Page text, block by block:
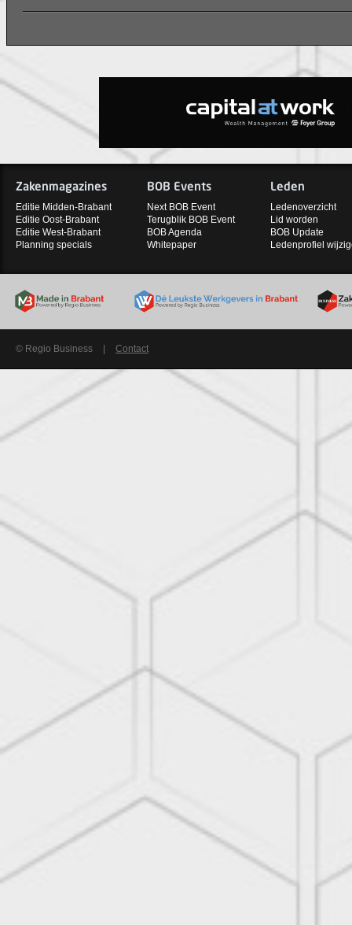
Zakenmagazines
Editie Midden-Brabant
Editie Oost-Brabant
Editie West-Brabant
Planning specials
BOB Events
Next BOB Event
Terugblik BOB Event
BOB Agenda
Whitepaper
Leden
Ledenoverzicht
Lid worden
BOB Update
Ledenprofiel
© Regio Business Contact